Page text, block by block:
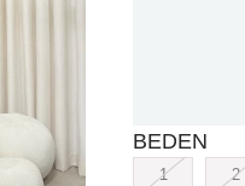
BEDEN
1 2